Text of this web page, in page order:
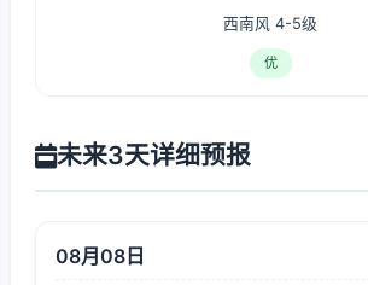
西南风 4-5级
优
未来3天详细预报
08月08日